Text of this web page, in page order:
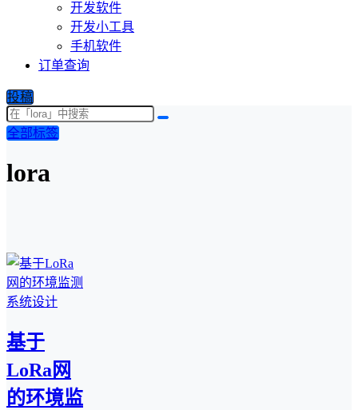
开发软件
开发小工具
手机软件
订单查询
投稿
全部标签
lora
基于
LoRa网
的环境监